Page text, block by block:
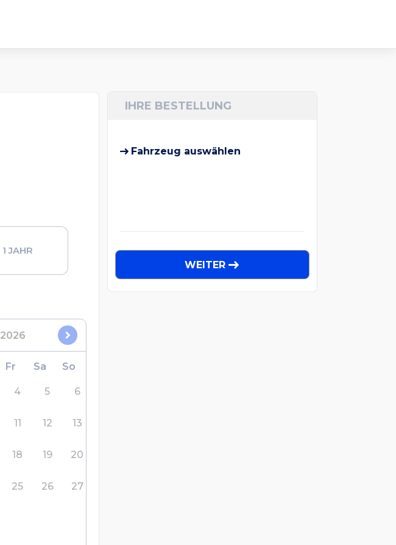
1 JAHR
2026
Fr Sa So
4 5 6
11 12 13
18 19 20
25 26 27
IHRE BESTELLUNG
Fahrzeug auswählen
WEITER